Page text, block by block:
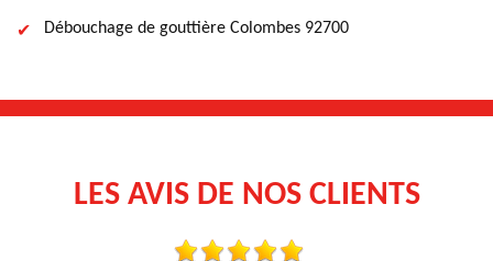
Débouchage de gouttière Colombes 92700
LES AVIS DE NOS CLIENTS